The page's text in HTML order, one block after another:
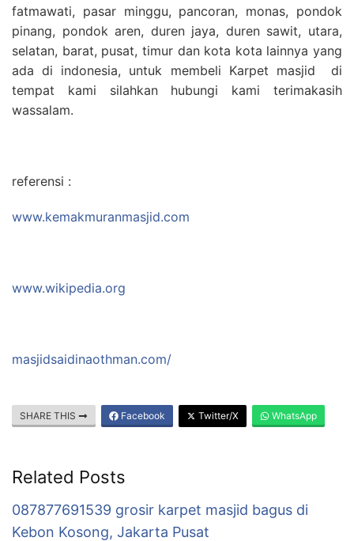
fatmawati, pasar minggu, pancoran, monas, pondok
pinang, pondok aren, duren jaya, duren sawit, utara,
selatan, barat, pusat, timur dan kota kota lainnya yang
ada di indonesia, untuk membeli Karpet masjid di
tempat kami silahkan hubungi kami terimakasih
wassalam.
referensi :
www.kemakmuranmasjid.com
www.wikipedia.org
masjidsaidinaothman.com/
SHARE THIS Facebook Twitter/X WhatsApp
Related Posts
087877691539 grosir karpet masjid bagus di
Kebon Kosong, Jakarta Pusat